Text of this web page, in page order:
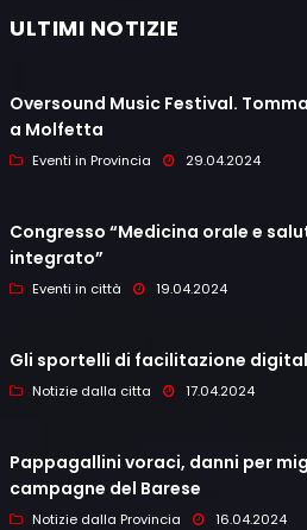
ULTIMI NOTIZIE
Oversound Music Festival.
a Molfetta
Eventi in Provincia 29.04.2024
Congresso “Medicina orale e
integrato”
Eventi in città 19.04.2024
Gli sportelli di facilitazione
Notizie dalla citta 17.04.2024
Pappagallini voraci, danni per
campagne del Barese
Notizie dalla Provincia 16.04.2024